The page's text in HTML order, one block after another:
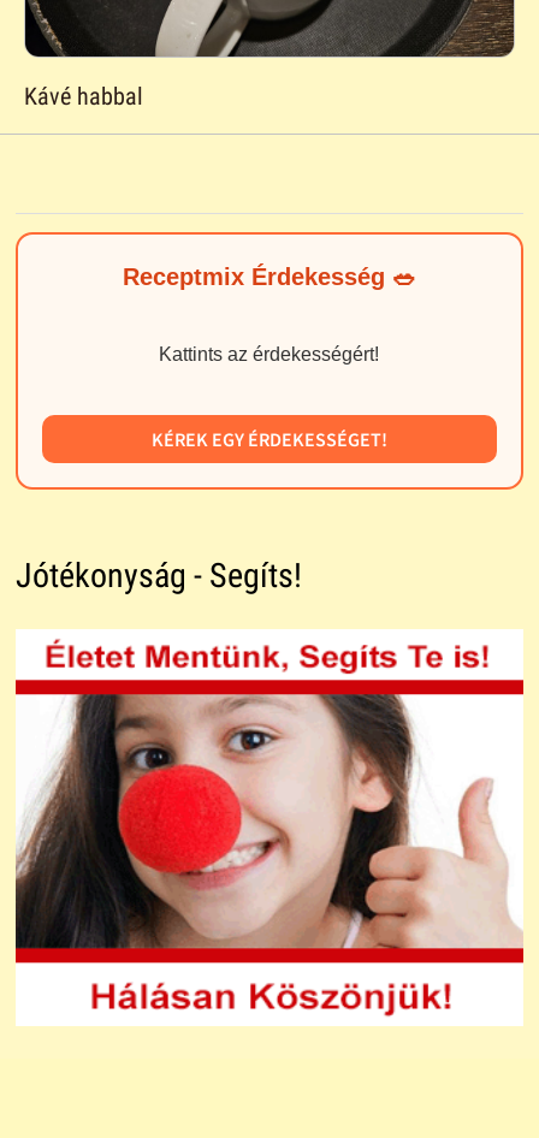
Kávé habbal
Receptmix Érdekesség 🥗
Kattints az érdekességért!
KÉREK EGY ÉRDEKESSÉGET!
Jótékonyság - Segíts!